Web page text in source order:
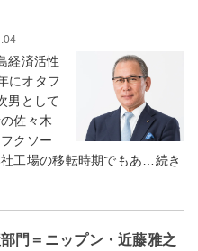
経済活性
にオタフ
男として
佐々木
クソー
工場の移転時期でもあ…続き
門＝ニップン・近藤雅之